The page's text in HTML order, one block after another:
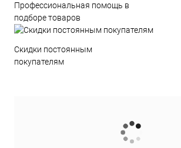
Профессиональная помощь в
подборе товаров
Скидки постоянным
покупателям